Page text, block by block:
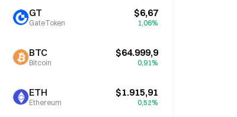
GT
GateToken
$6,67
1,06%
BTC
Bitcoin
$64.999,9
0,91%
ETH
Ethereum
$1.915,91
0,52%